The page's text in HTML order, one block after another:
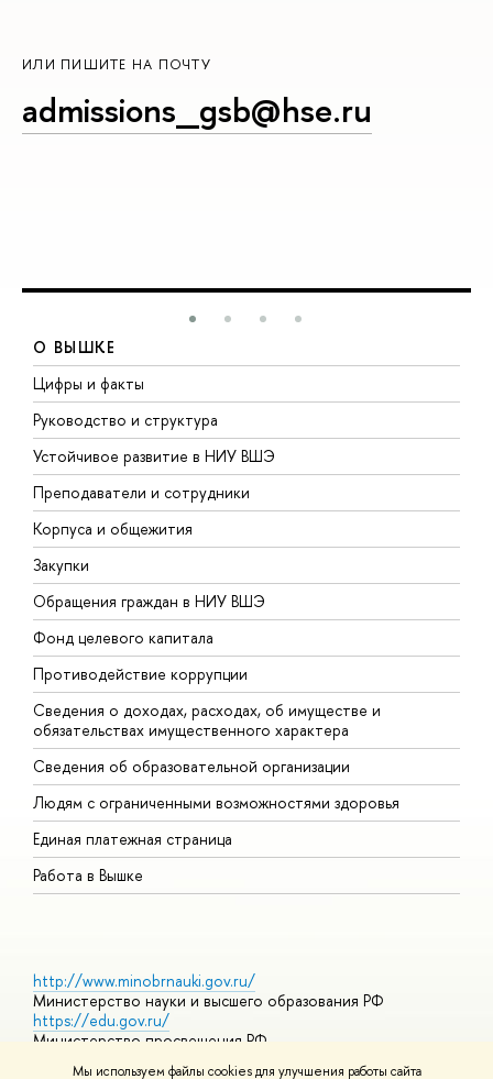
Мы используем файлы cookies для улучшения работы сайта
ИЛИ ПИШИТЕ НА ПОЧТУ
admissions_gsb@hse.ru
О ВЫШКЕ
Цифры и факты
Руководство и структура
Устойчивое развитие в НИУ ВШЭ
Преподаватели и сотрудники
Корпуса и общежития
Закупки
Обращения граждан в НИУ ВШЭ
Фонд целевого капитала
Противодействие коррупции
Сведения о доходах, расходах, об имуществе и
обязательствах имущественного характера
Сведения об образовательной организации
Людям с ограниченными возможностями здоровья
Единая платежная страница
Работа в Вышке
http://www.minobrnauki.gov.ru/
Министерство науки и высшего образования РФ
https://edu.gov.ru/
Министерство просвещения РФ
https://elearning.hse.ru/mooc